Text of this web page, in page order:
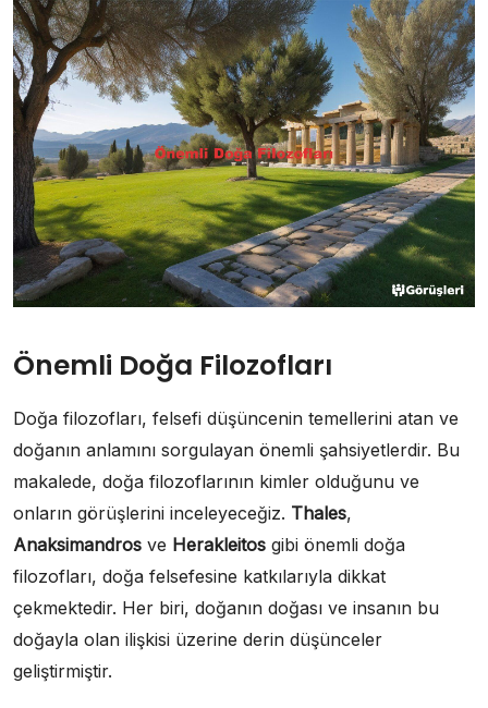
Önemli Doğa Filozofları
Doğa filozofları, felsefi düşüncenin temellerini atan ve
doğanın anlamını sorgulayan önemli şahsiyetlerdir. Bu
makalede, doğa filozoflarının kimler olduğunu ve
onların görüşlerini inceleyeceğiz. Thales,
Anaksimandros ve Herakleitos gibi önemli doğa
filozofları, doğa felsefesine katkılarıyla dikkat
çekmektedir. Her biri, doğanın doğası ve insanın bu
doğayla olan ilişkisi üzerine derin düşünceler
geliştirmiştir.